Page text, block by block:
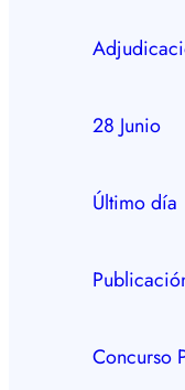
28 Junio
Último día
Concurso